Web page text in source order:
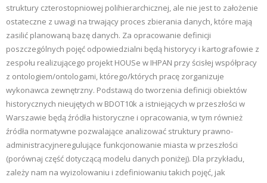
struktury czterostopniowej polihierarchicznej, ale nie jest to założenie
ostateczne z uwagi na trwający proces zbierania danych, które mają
zasilić planowaną bazę danych. Za opracowanie definicji
poszczególnych pojęć odpowiedzialni będą historycy i kartografowie z
zespołu realizującego projekt HOUSe w IHPAN przy ścisłej współpracy
z ontologiem/ontologami, którego/których pracę zorganizuje
wykonawca zewnętrzny. Podstawą do tworzenia definicji obiektów
historycznych nieujętych w BDOT10k a istniejących w przeszłości w
Warszawie będą źródła historyczne i opracowania, w tym również
źródła normatywne pozwalające analizować struktury prawno-
administracyjneregulujące funkcjonowanie miasta w przeszłości
(porównaj część dotyczącą modelu danych poniżej). Dla przykładu,
zależy nam na wyizolowaniu i zdefiniowaniu takich pojęć, jak